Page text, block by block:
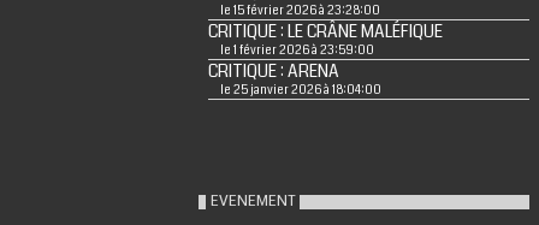
le 15 février 2026 à 23:28:00
CRITIQUE : LE CRÂNE MALÉFIQUE
le 1 février 2026 à 23:59:00
CRITIQUE : ARENA
le 25 janvier 2026 à 18:04:00
EVENEMENT